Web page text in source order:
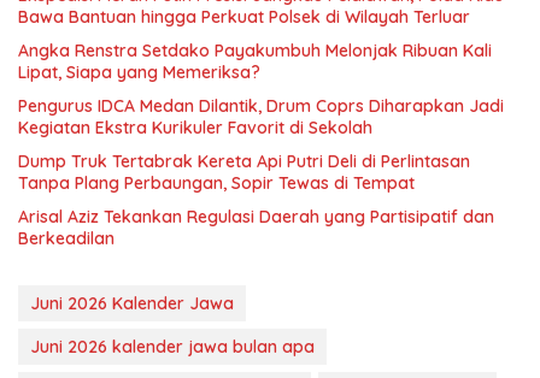
Bawa Bantuan hingga Perkuat Polsek di Wilayah Terluar
Angka Renstra Setdako Payakumbuh Melonjak Ribuan Kali
Lipat, Siapa yang Memeriksa?
Pengurus IDCA Medan Dilantik, Drum Coprs Diharapkan Jadi
Kegiatan Ekstra Kurikuler Favorit di Sekolah
Dump Truk Tertabrak Kereta Api Putri Deli di Perlintasan
Tanpa Plang Perbaungan, Sopir Tewas di Tempat
Arisal Aziz Tekankan Regulasi Daerah yang Partisipatif dan
Berkeadilan
Juni 2026 Kalender Jawa
Juni 2026 kalender jawa bulan apa